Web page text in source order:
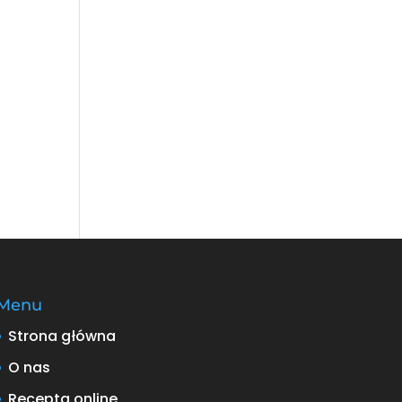
Strona główna
O nas